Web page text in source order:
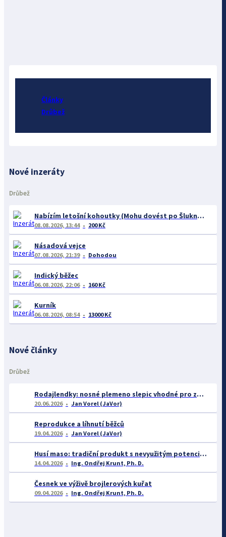
Články
Drůbež
Nové inzeráty
Drůbež
Nabízím letošní kohoutky (Mohu dovést po Šluknovském výběžku.)
08.08.2026, 13:44 200 Kč
Násadová vejce
07.08.2026, 21:39 Dohodou
Indický běžec
06.08.2026, 22:06 160 Kč
Kurník
06.08.2026, 08:54 13000 Kč
Nové články
Drůbež
Rodajlendky: nosné plemeno slepic vhodné pro začátečníky
20.06.2026 Jan Vorel (JaVor)
Reprodukce a líhnutí běžců
19.04.2026 Jan Vorel (JaVor)
Husí maso: tradiční produkt s nevyužitým potenciálem
14.04.2026 Ing. Ondřej Krunt, Ph. D.
Česnek ve výživě brojlerových kuřat
09.04.2026 Ing. Ondřej Krunt, Ph. D.